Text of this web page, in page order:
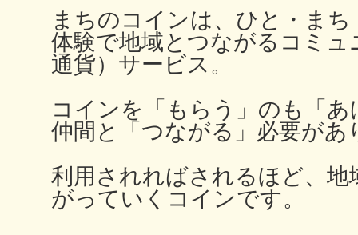
まちのコインは、ひと・ま
体験で地域とつながるコミュ
通貨）サービス。
コインを「もらう」のも「
仲間と「つながる」必要があ
利用されればされるほど、地
がっていくコインです。鎌倉